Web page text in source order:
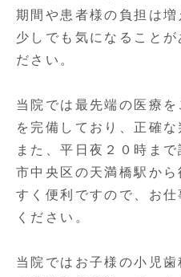
期間や患者様の負担は増
少しでも気になることが
ださい。
当院では最先端の医療
を完備しており、正確な
また、平日夜２０時ま
市中央区の天満橋駅か
すく便利ですので、お
ください。
当院ではお子様の小児歯